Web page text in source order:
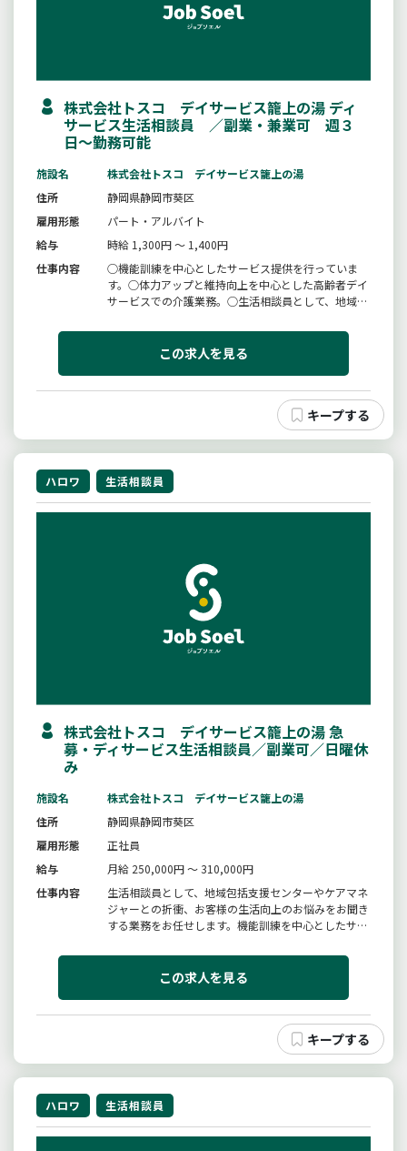
株式会社トスコ デイサービス籠上の湯 ディ
サービス生活相談員 ／副業・兼業可 週３
日〜勤務可能
施設名
株式会社トスコ デイサービス籠上の湯
住所
静岡県静岡市葵区
雇用形態
パート・アルバイト
給与
時給 1,300円 ～ 1,400円
仕事内容
○機能訓練を中心としたサービス提供を行っていま
す。○体力アップと維持向上を中心とした高齢者デイ
サービスでの介護業務。○生活相談員として、地域包
生活向上のお悩みをお聞きする業務をお任せします。
＊資格取得支援制度あり（資格取得時、お祝い金支
この求人を見る
ハロワ 生活相談員
株式会社トスコ デイサービス籠上の湯 急
募・ディサービス生活相談員／副業可／日曜休
み
施設名
株式会社トスコ デイサービス籠上の湯
住所
静岡県静岡市葵区
雇用形態
正社員
給与
月給 250,000円 ～ 310,000円
仕事内容
生活相談員として、地域包括支援センターやケアマネ
ジャーとの折衝、お客様の生活向上のお悩みをお聞き
する業務をお任せします。機能訓練を中心としたサー
心とした高齢者ディサービスでの介護業務。運動補
助、認知症予防や介助業務（食事＋入浴）また、送迎
この求人を見る
ハロワ 生活相談員